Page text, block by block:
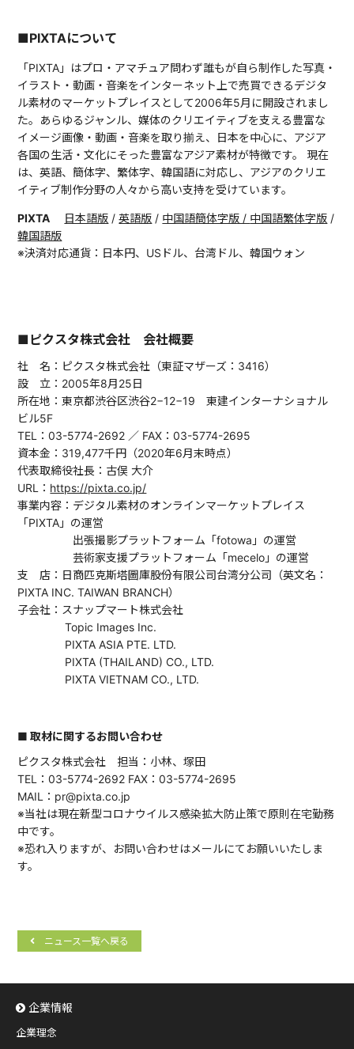
■PIXTAについて
「PIXTA」はプロ・アマチュア問わず誰もが自ら制作した写真・
イラスト・動画・音楽をインターネット上で売買できるデジタ
ル素材のマーケットプレイスとして2006年5月に開設されまし
た。あらゆるジャンル、媒体のクリエイティブを支える豊富な
イメージ画像・動画・音楽を取り揃え、日本を中心に、アジア
各国の生活・文化にそった豊富なアジア素材が特徴です。 現在
は、英語、簡体字、繁体字、韓国語に対応し、アジアのクリエ
イティブ制作分野の人々から高い支持を受けています。
PIXTA 日本語版 /英語版 / 中国語簡体字版 / 中国語繁体字版 /
韓国語版
※決済対応通貨：日本円、USドル、台湾ドル、韓国ウォン
■ピクスタ株式会社 会社概要
社 名：ピクスタ株式会社（東証マザーズ：3416）
設 立：2005年8月25日
所在地：東京都渋谷区渋谷2−12−19 東建インターナショナル
ビル5F
TEL：03-5774-2692 ／ FAX：03-5774-2695
資本金：319,477千円（2020年6月末時点）
代表取締役社長：古俣 大介
URL： https://pixta.co.jp/
事業内容：デジタル素材のオンラインマーケットプレイス
「PIXTA」の運営
出張撮影プラットフォーム「fotowa」の運営
芸術家支援プラットフォーム「mecelo」の運営
支 店：日商匹克斯塔圖庫股份有限公司台湾分公司（英文名：
PIXTA INC. TAIWAN BRANCH）
子会社：スナップマート株式会社
Topic Images Inc.
PIXTA ASIA PTE. LTD.
PIXTA (THAILAND) CO., LTD.
PIXTA VIETNAM CO., LTD.
■ 取材に関するお問い合わせ
ピクスタ株式会社 担当：小林、塚田
TEL：03-5774-2692 FAX：03-5774-2695
MAIL：pr@pixta.co.jp
※当社は現在新型コロナウイルス感染拡大防止策で原則在宅勤務
中です。
※恐れ入りますが、お問い合わせはメールにてお願いいたしま
す。
ニュース一覧へ戻る
企業情報
企業理念